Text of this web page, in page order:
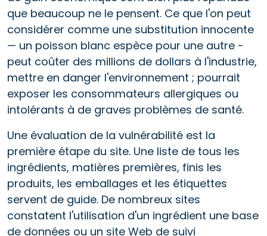
que beaucoup ne le pensent. Ce que l'on peut
considérer comme une substitution innocente
— un poisson blanc espèce pour une autre -
peut coûter des millions de dollars à l'industrie,
mettre en danger l'environnement ; pourrait
exposer les consommateurs allergiques ou
intolérants à de graves problèmes de santé.
Une évaluation de la vulnérabilité est la
première étape du site. Une liste de tous les
ingrédients, matières premières, finis les
produits, les emballages et les étiquettes
servent de guide. De nombreux sites
constatent l'utilisation d'un ingrédient une base
de données ou un site Web de suivi